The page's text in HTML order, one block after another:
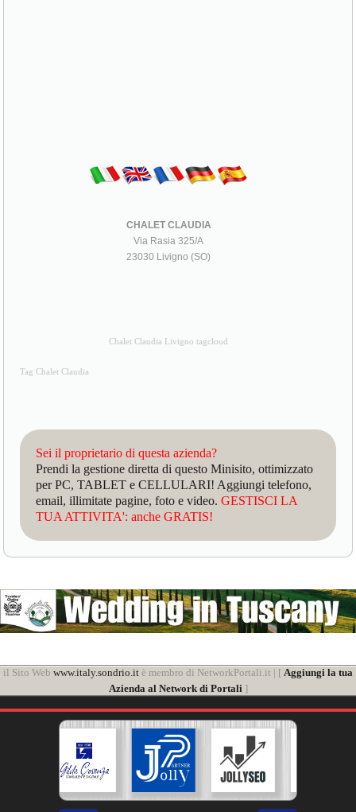
CHALET CLAUDIA
Via Rasia 325/A
23030 Livigno (SO)
Chalet Claudia Livigno tagcloud
Tag Chalet Claudia
Sei il proprietario di questa azienda?
Prendi la gestione diretta di questo Minisito, ottimizzato
per PC, TABLET e CELLULARI! Aggiungi telefono,
email, illimitate pagine, foto e video.GESTISCI LA
TUA ATTIVITA': anche GRATIS!
il Sito Web www.italy.sondrio.it è membro di NetworkPortali.it | [ Aggiungi la tua
Azienda al Network di Portali]